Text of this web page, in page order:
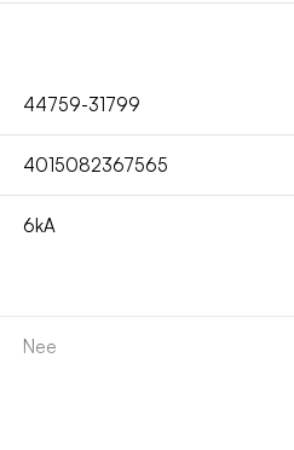
44759-31799
4015082367565
6kA
Nee